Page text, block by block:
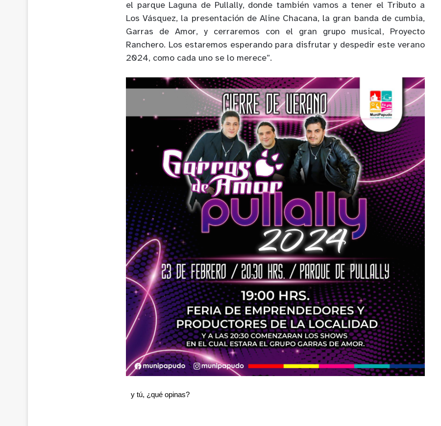
el parque Laguna de Pullally, donde también vamos a tener el Tributo a
Los Vásquez, la presentación de Aline Chacana, la gran banda de cumbia,
Garras de Amor, y cerraremos con el gran grupo musical, Proyecto
Ranchero. Los estaremos esperando para disfrutar y despedir este verano
2024, como cada uno se lo merece”.
y tú, ¿qué opinas?